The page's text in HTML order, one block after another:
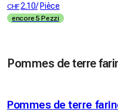
CHF 2.10/ Pièce
encore 5 Pezzi
Pommes de terre
Pommes de terre